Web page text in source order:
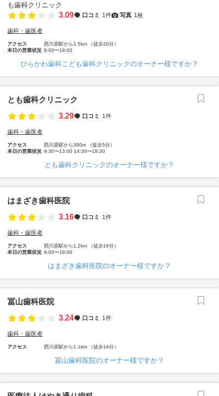
3.09 口コミ 1件 写真 1枚
歯科・歯医者
アクセス
西川原駅から1.5km （徒歩20分）
本日の営業状況 9:00〜19:00
ひらかわ歯科こども歯科クリニックのオーナー様ですか？
とも歯科クリニック
3.29
口コミ 1件
歯科・歯医者
アクセス
西川原駅から360m （徒歩5分）
本日の営業状況 9:30〜13:00 14:30〜18:30
とも歯科クリニックのオーナー様ですか？
はまざき歯科医院
3.16
口コミ 1件
歯科・歯医者
アクセス
西川原駅から1.2km （徒歩16分）
本日の営業状況 9:00〜19:00
はまざき歯科医院のオーナー様ですか？
冨山歯科医院
3.24
口コミ 1件
歯科・歯医者
アクセス 西川原駅から1.1km （徒歩14分）
冨山歯科医院のオーナー様ですか？